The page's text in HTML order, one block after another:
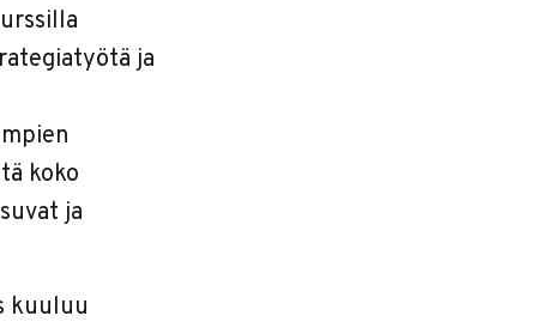
ja
koko
ja
kuuluu